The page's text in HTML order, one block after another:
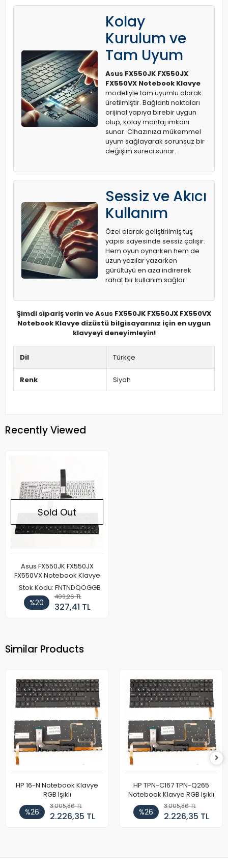
Kolay
Kurulum ve
Tam Uyum
Asus FX550JK FX550JX
FX550VX Notebook Klavye
modeliyle tam uyumlu olarak
üretilmiştir. Bağlantı noktaları
orijinal yapıya birebir uygun
olup, kolay montaj imkanı
sunar. Cihazınıza mükemmel
uyum sağlayarak sorunsuz bir
değişim süreci sunar.
Sessiz ve Akıcı
Kullanım
Özel olarak geliştirilmiş tuş
yapısı sayesinde sessiz çalışır.
Hem oyun oynarken hem de
uzun yazılar yazarken
gürültüyü en aza indirerek
rahat bir kullanım sağlar.
Şimdi sipariş verin ve Asus FX550JK FX550JX FX550VX
Notebook Klavye dizüstü bilgisayarınız için en uygun
klavyeyi deneyimleyin!
Dil Türkçe
Renk Siyah
Recently Viewed
Sold Out
Asus FX550JK FX550JX
FX550VX Notebook Klavye
Stok Kodu: FNTNDQOGGB
%20
409,26 TL
327,41 TL
Similar Products
HP 16-N Notebook Klavye
RGB Işıklı
%26
3.005,86 TL
2.226,35 TL
HP TPN-C167 TPN-Q265
Notebook Klavye RGB Işıklı
%26
3.005,86 TL
2.226,35 TL